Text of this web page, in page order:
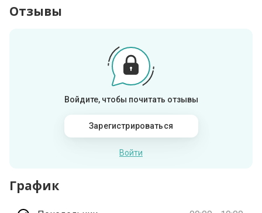
Отзывы
Войдите, чтобы почитать отзывы
Зарегистрироваться
Войти
График